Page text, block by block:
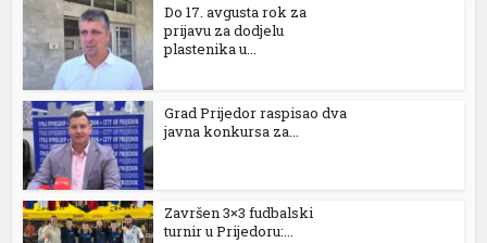
Do 17. avgusta rok za
prijavu za dodjelu
plastenika u...
Grad Prijedor raspisao dva
javna konkursa za...
Završen 3×3 fudbalski
turnir u Prijedoru:...